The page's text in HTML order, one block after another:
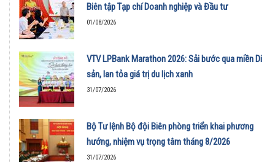
Biên tập Tạp chí Doanh nghiệp và Đầu tư
01/08/2026
VTV LPBank Marathon 2026: Sải bước qua miền Di
sản, lan tỏa giá trị du lịch xanh
31/07/2026
Bộ Tư lệnh Bộ đội Biên phòng triển khai phương
hướng, nhiệm vụ trọng tâm tháng 8/2026
31/07/2026